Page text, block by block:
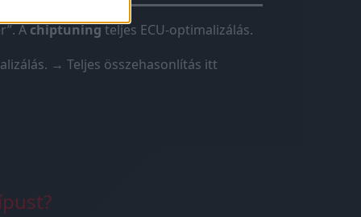
Achiptuningteljes ECU-optimalizálás.
→ Teljes összehasonlítás itt